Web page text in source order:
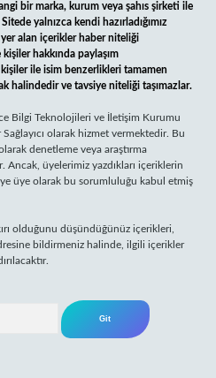
bir marka, kurum veya şahıs şirketi ile
yalnızca kendi hazırladığımız
yer alan içerikler haber niteliği
hakkında paylaşım
ile isim benzerlikleri tamamen
halindedir ve tavsiye niteliği taşımazlar.
Bilgi Teknolojileri ve İletişim Kurumu
olarak hizmet vermektedir. Bu
denetleme veya araştırma
üyelerimiz yazdıkları içeriklerin
üye olarak bu sorumluluğu kabul etmiş
olduğunu düşündüğünüz içerikleri,
bildirmeniz halinde, ilgili içerikler